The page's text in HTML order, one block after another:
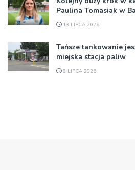
Paulina Tomasiak w
13 LIPCA 2026
Tańsze tankowanie
miejska stacja paliw
8 LIPCA 2026